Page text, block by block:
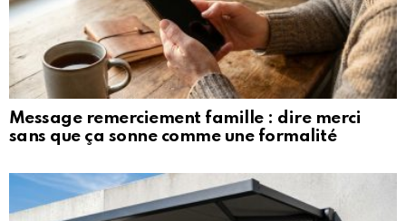
Message remerciement famille : dire merci
sans que ça sonne comme une formalité